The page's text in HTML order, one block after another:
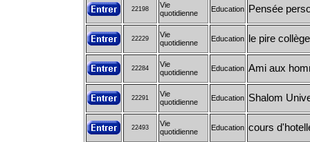
22198
Vie
quotidienne
Education Pensée
22229
Vie
quotidienne
Education le pire
22284
Vie
quotidienne
Education Ami aux
22291
Vie
quotidienne
Education Shalom
22493
Vie
quotidienne
Education cours